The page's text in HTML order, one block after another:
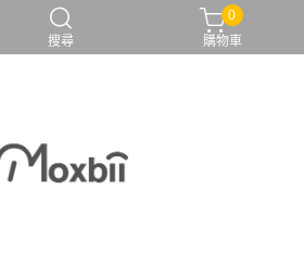
搜尋
0
購物車